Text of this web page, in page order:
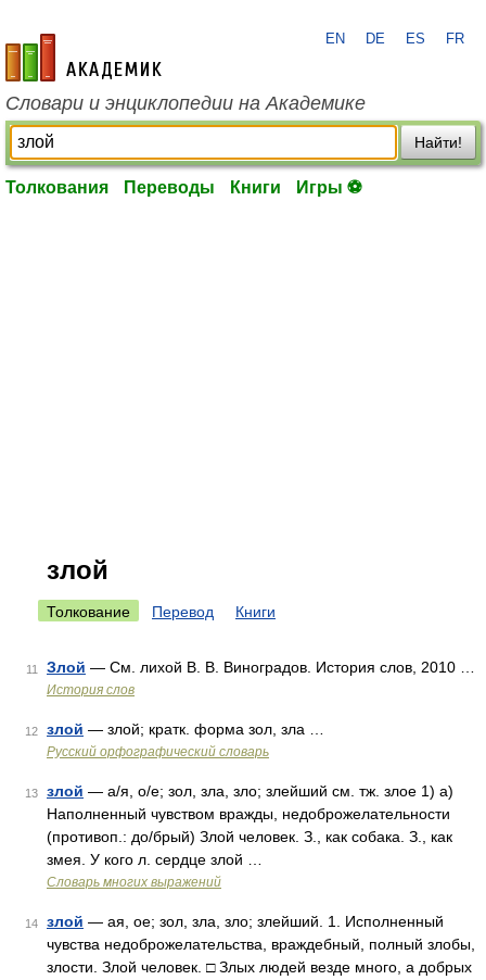
academic.ru
EN DE ES FR
Словари и энциклопедии на Академике
Найти!
Толкования Переводы Книги Игры ⚽
злой
Толкование Перевод Книги
11 Злой — См. лихой В. В. Виноградов. История слов, 2010 …
История слов
12 злой — злой; кратк. форма зол, зла …
Русский орфографический словарь
13 злой — а/я, о/е; зол, зла, зло; злейший см. тж. злое 1) а)
Наполненный чувством вражды, недоброжелательности
(противоп.: до/брый) Злой человек. З., как собака. З., как
змея. У кого л. сердце злой …
Словарь многих выражений
14 злой — ая, ое; зол, зла, зло; злейший. 1. Исполненный
чувства недоброжелательства, враждебный, полный злобы,
злости. Злой человек. □ Злых людей везде много, а добрых